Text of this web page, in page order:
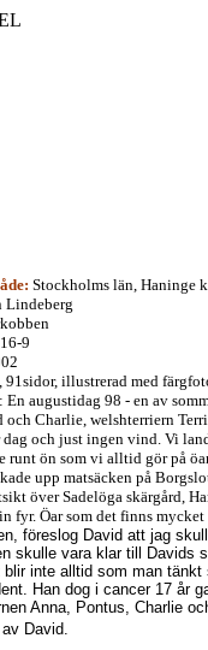
Stockholms län, Haninge
Lindeberg
9
91sidor, illustrerad med
: En augustidag 98 - en av
och Charlie, welshterriern
dag och just ingen vind. Vi
runt ön som vi alltid gör på
upp matsäcken på
över Sadelöga skärgård,
fyr. Öar som det finns mycket
föreslog David att jag
skulle vara klar till Davids
blir inte alltid som man
Han dog i cancer 17 år
Anna, Pontus, Charlie
David.